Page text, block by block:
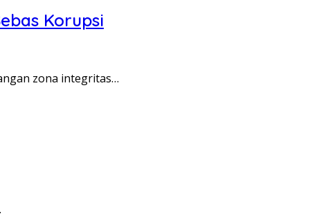
Korupsi
zona integritas…